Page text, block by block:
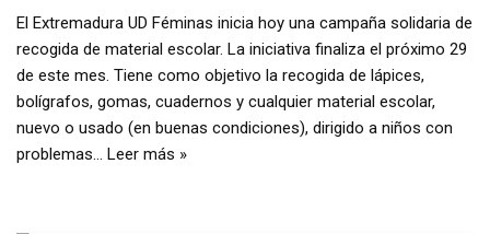
El Extremadura UD Féminas inicia hoy una campaña solidaria de
recogida de material escolar. La iniciativa finaliza el próximo 29
de este mes. Tiene como objetivo la recogida de lápices,
bolígrafos, gomas, cuadernos y cualquier material escolar,
nuevo o usado (en buenas condiciones), dirigido a niños con
problemas… Leer más »